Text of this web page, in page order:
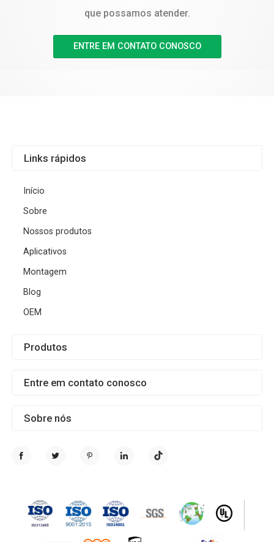
que possamos atender.
ENTRE EM CONTATO CONOSCO
Sobre nós
Links rápidos
Início
Sobre
Nossos produtos
Aplicativos
Montagem
Blog
OEM
Produtos
Entre em contato conosco